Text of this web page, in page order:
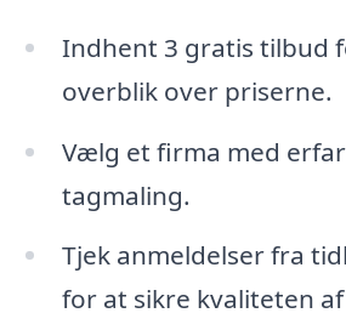
Indhent 3 gratis tilbud
overblik over priserne.
Vælg et firma med
tagmaling.
Tjek anmeldelser fra
for at sikre kvaliteten